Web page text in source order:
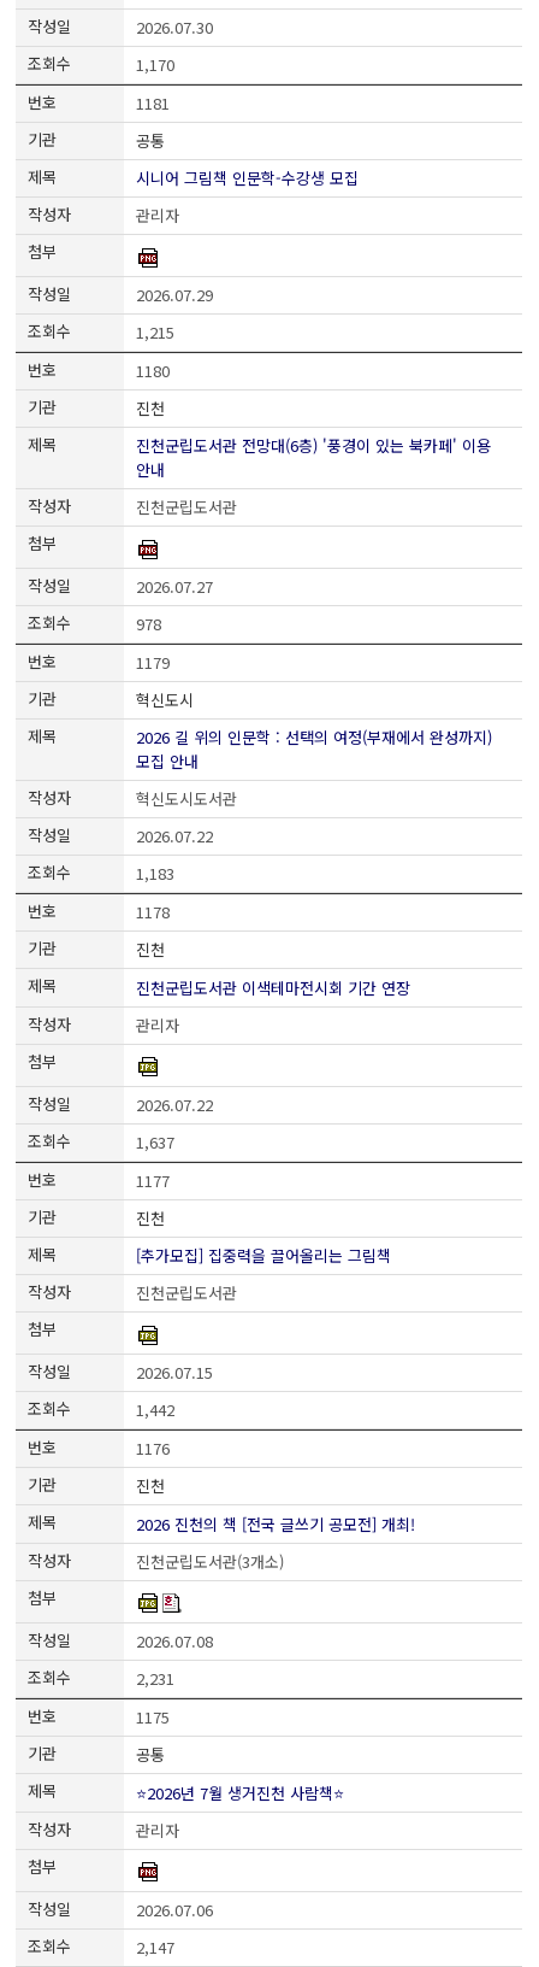
2026.07.30
1,170
1181
공통
시니어 그림책 인문학-수강생 모집
관리자
2026.07.29
1,215
1180
진천
진천군립도서관 전망대(6층) '풍경이 있는 북카페' 이용
안내
진천군립도서관
2026.07.27
978
1179
혁신도시
2026 길 위의 인문학 : 선택의 여정(부재에서 완성까지)
모집 안내
혁신도시도서관
2026.07.22
1,183
1178
진천
진천군립도서관 이색테마전시회 기간 연장
관리자
2026.07.22
1,637
1177
진천
[추가모집] 집중력을 끌어올리는 그림책
진천군립도서관
2026.07.15
1,442
1176
진천
2026 진천의 책 [전국 글쓰기 공모전] 개최!
진천군립도서관(3개소)
2026.07.08
2,231
1175
공통
⭐2026년 7월 생거진천 사람책⭐
관리자
2026.07.06
2,147